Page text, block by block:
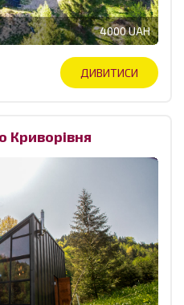
4000 UAH
ДИВИТИСИ
Криворівня